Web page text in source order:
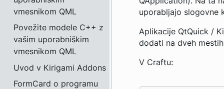
vmesnikom QML
Povežite modele C++ z
vašim uporabniškim
vmesnikom QML
Uvod v Kirigami Addons
FormCard o programu
uporabljajo slogovne
Aplikacije QtQuick /
dodati na dveh
V Craftu: